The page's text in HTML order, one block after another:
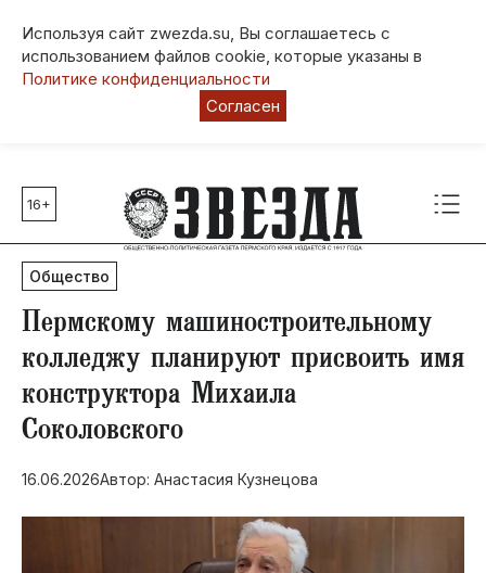
Используя сайт zwezda.su, Вы соглашаетесь с
использованием файлов cookie, которые указаны в
Политике конфиденциальности
Согласен
Главные темы
80 лет Победы
Молодежная столица РФ
СВО
Социальная поддержка
Инфраструктура
Благоустройство
16+
Общество
Пермскому машиностроительному
колледжу планируют присвоить имя
конструктора Михаила
Соколовского
16.06.2026Автор: Анастасия Кузнецова